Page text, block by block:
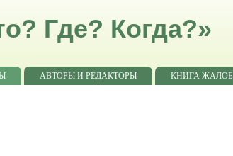
Где? Когда?»
АВТОРЫ И РЕДАКТОРЫ
КНИГА